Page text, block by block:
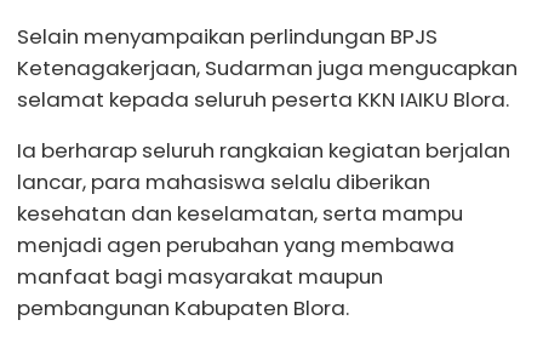
Selain menyampaikan perlindungan BPJS
Ketenagakerjaan, Sudarman juga mengucapkan
selamat kepada seluruh peserta KKN IAIKU Blora.
Ia berharap seluruh rangkaian kegiatan berjalan
lancar, para mahasiswa selalu diberikan
kesehatan dan keselamatan, serta mampu
menjadi agen perubahan yang membawa
manfaat bagi masyarakat maupun
pembangunan Kabupaten Blora.